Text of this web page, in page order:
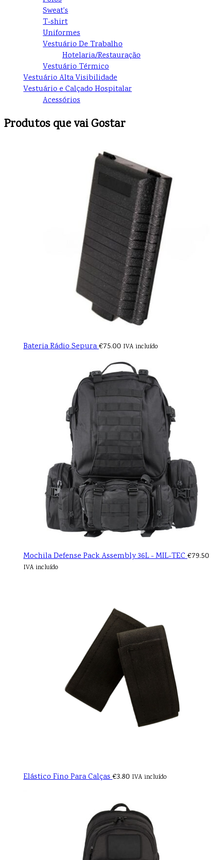
Sweat's
T-shirt
Uniformes
Vestuário De Trabalho
Hotelaria/Restauração
Vestuário Térmico
Vestuário Alta Visibilidade
Vestuário e Calçado Hospitalar
Acessórios
Produtos que vai Gostar
Bateria Rádio Sepura€75.00 IVA incluído
Mochila Defense Pack Assembly 36L - MIL-TEC€79.50
IVA incluído
Elástico Fino Para Calças€3.80 IVA incluído